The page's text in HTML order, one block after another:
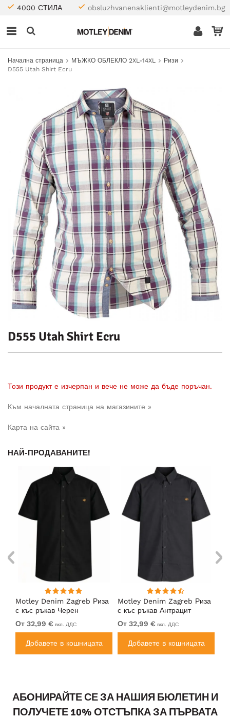
4000 СТИЛА obsluzhvanenaklienti@motleydenim.bg
Начална страница МЪЖКО ОБЛЕКЛО 2XL-14XL
Ризи
D555 Utah Shirt Ecru
D555 Utah Shirt Ecru
Този продукт е изчерпан и вече не може да бъде поръчан.
Към началната страница на магазините »
Карта на сайта »
НАЙ-ПРОДАВАНИТЕ!
Motley Denim Zagreb Риза
с къс ръкав Черен
От 32,99 € вкл. ДДС
Добавете в кошницата
Motley Denim Zagreb Риза
с къс ръкав Антрацит
От 32,99 € вкл. ДДС
Добавете в кошницата
АБОНИРАЙТЕ СЕ ЗА НАШИЯ БЮЛЕТИН И
ПОЛУЧЕТЕ 10% ОТСТЪПКА ЗА ПЪРВАТА